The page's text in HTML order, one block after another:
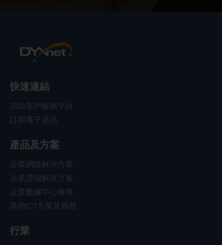
快速連結
自助客戶服務平台
訂閱電子通訊
產品及方案
企業網路解決方案
企業雲端解決方案
企業數據中心服務
其他ICT方案及服務
行業